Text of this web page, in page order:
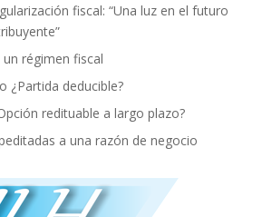
fiscal: “Una luz en el futuro
un régimen fiscal
¿Partida deducible?
redituable a largo plazo?
a una razón de negocio